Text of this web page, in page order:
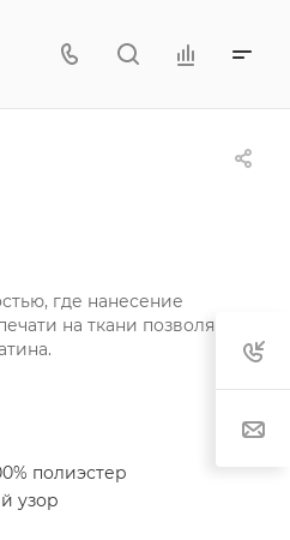
где нанесение
на ткани позволяют
полиэстер
узор